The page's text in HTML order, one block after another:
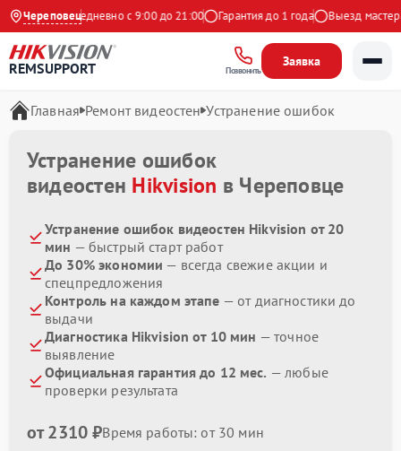
ЧереповецЕжедневно с 9:00 до 21:00 Гарантия до 1 года Выезд мастера
REMSUPPORT Позвонить
Заявка
Главная Ремонт видеостен Устранение ошибок
Устранение ошибок
видеостен Hikvision в Череповце
Устранение ошибок видеостен Hikvision от 20
мин — быстрый старт работ
До 30% экономии — всегда свежие акции и
спецпредложения
Контроль на каждом этапе — от диагностики до
выдачи
Диагностика Hikvision от 10 мин — точное
выявление
Официальная гарантия до 12 мес. — любые
проверки результата
от 2310 ₽Время работы: от 30 мин